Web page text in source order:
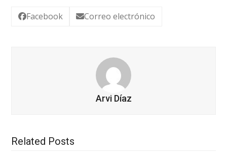
Facebook Correo electrónico
Arvi Díaz
Related Posts